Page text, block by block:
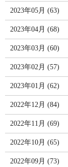
2023年05月 (63)
2023年04月 (68)
2023年03月 (60)
2023年02月 (57)
2023年01月 (62)
2022年12月 (84)
2022年11月 (69)
2022年10月 (65)
2022年09月 (73)